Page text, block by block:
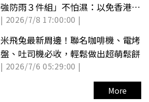
強防雨３件組」不怕濕：以免香港
腳、失溫
| 2026/7/8 17:00:00 |
米飛兔最新周邊！聯名咖啡機、電烤
盤、吐司機必收，輕鬆做出超萌鬆餅
| 2026/7/6 05:29:00 |
More